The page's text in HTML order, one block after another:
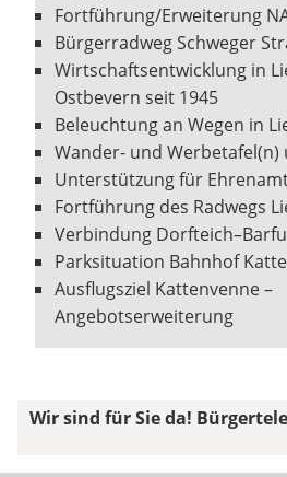
Fortführung/Erweiterung
Bürgerradweg Schweger
Wirtschaftsentwicklung in
Ostbevern seit 1945
Beleuchtung an Wegen in
Wander- und
Unterstützung für
Fortführung des Radwegs
Verbindung
Parksituation Bahnhof
Ausflugsziel Kattenvenne –
Angebotserweiterung
Wir sind für Sie da!